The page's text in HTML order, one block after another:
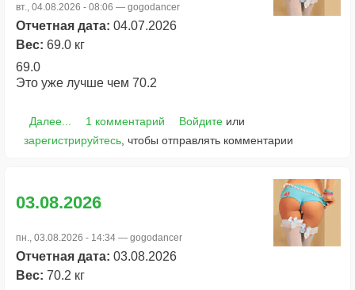
вт., 04.08.2026 - 08:06 — gogodancer
Отчетная дата: 04.07.2026
Вес: 69.0 кг
69.0
Это уже лучше чем 70.2
Далее... 1 комментарий Войдитеили
зарегистрируйтесь , чтобы отправлять комментарии
03.08.2026
пн., 03.08.2026 - 14:34 — gogodancer
Отчетная дата: 03.08.2026
Вес: 70.2 кг